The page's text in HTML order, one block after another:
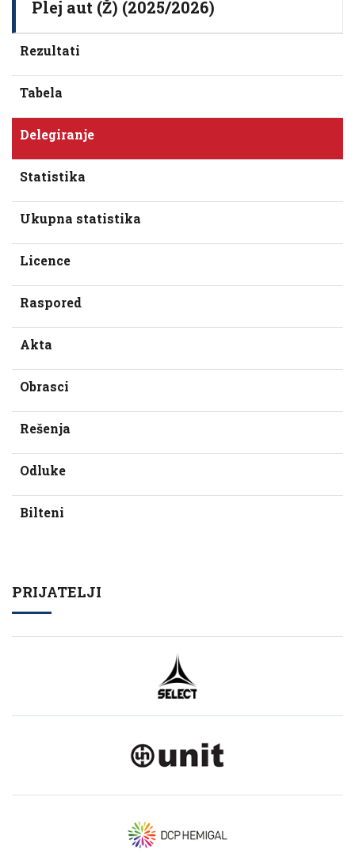
Plej aut (Ž) (2025/2026)
Rezultati
Tabela
Delegiranje
Statistika
Ukupna statistika
Licence
Raspored
Akta
Obrasci
Rešenja
Odluke
Bilteni
PRIJATELJI